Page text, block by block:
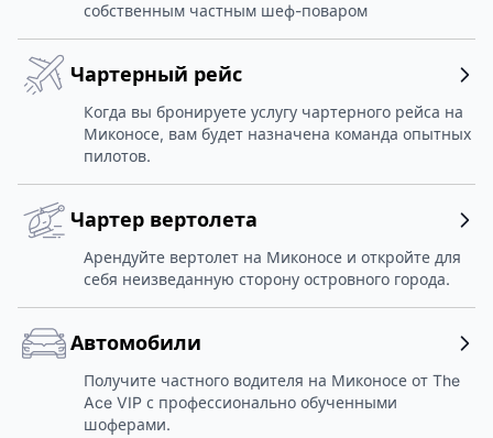
собственным частным шеф-поваром
Чартерный рейс
Когда вы бронируете услугу чартерного рейса на
Миконосе, вам будет назначена команда опытных
пилотов.
Чартер вертолета
Арендуйте вертолет на Миконосе и откройте для
себя неизведанную сторону островного города.
Автомобили
Получите частного водителя на Миконосе от The
Ace VIP с профессионально обученными
шоферами.